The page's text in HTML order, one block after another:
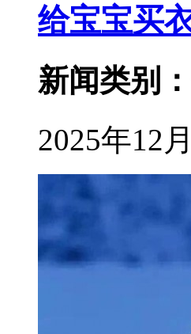
给宝宝买
新闻类别
2025年12